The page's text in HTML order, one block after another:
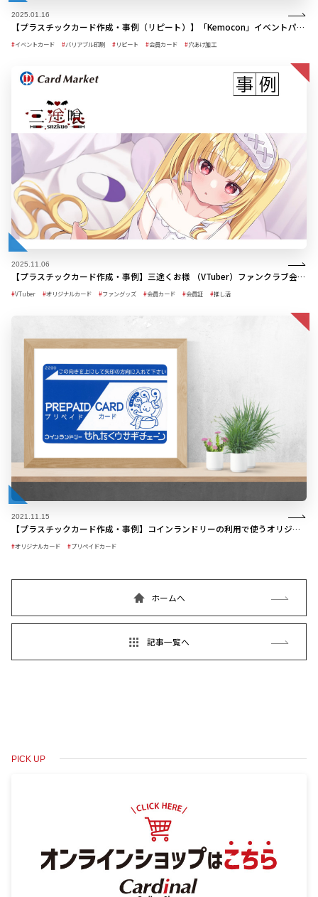
2025.01.16
【プラスチックカード作成・事例（リピート）】「Kemocon」イベントパス 2024年版
イベントカード バリアブル印刷 リピート 会員カード 穴あけ加工
2025.11.06
【プラスチックカード作成・事例】三途くお様 （VTuber）ファンクラブ会員証カード
VTuber オリジナルカード ファングッズ 会員カード 会員証 推し活
2021.11.15
【プラスチックカード作成・事例】コインランドリーの利用で使うオリジナルプリペイドカード
オリジナルカード プリペイドカード
ホームへ
記事一覧へ
PICK UP